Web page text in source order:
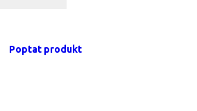
Poptat produkt